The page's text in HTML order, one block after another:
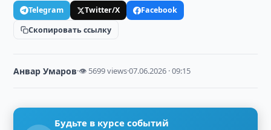
Telegram Twitter/X
Facebook
Скопировать ссылку
Анвар Умаров·👁 5699 views·07.06.2026 · 09:15
Будьте в курсе событий